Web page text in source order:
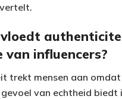
van influencers?
trekt mensen aan
van echtheid biedt